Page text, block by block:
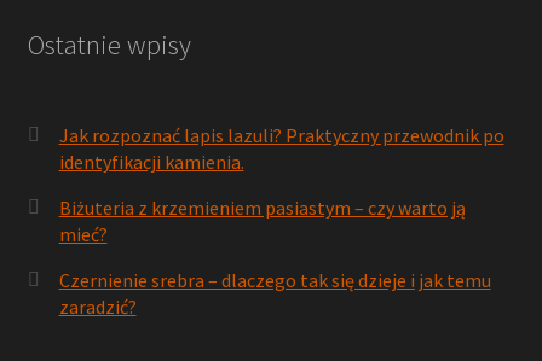
Ostatnie wpisy
Jak rozpoznać lapis lazuli? Praktyczny przewodnik po
identyfikacji kamienia.
Biżuteria z krzemieniem pasiastym – czy warto ją
mieć?
Czernienie srebra – dlaczego tak się dzieje i jak temu
zaradzić?